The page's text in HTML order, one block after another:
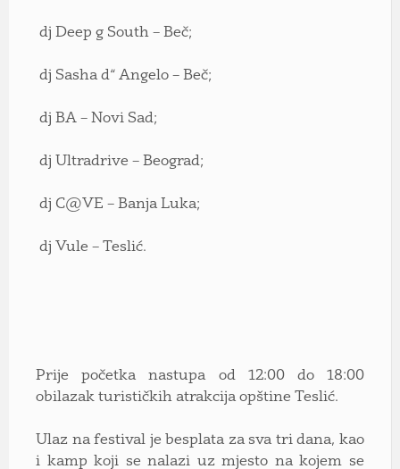
dj Deep g South – Beč;
dj Sasha d“ Angelo – Beč;
dj BA – Novi Sad;
dj Ultradrive – Beograd;
dj C@VE – Banja Luka;
dj Vule – Teslić.
Prije početka nastupa od 12:00 do 18:00
obilazak turističkih atrakcija opštine Teslić.
Ulaz na festival je besplata za sva tri dana, kao
i kamp koji se nalazi uz mjesto na kojem se